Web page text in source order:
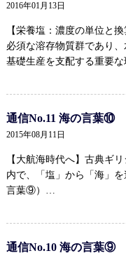
2016年01月13日
【栄養塩：濃度の単位と
必須な溶存物質群であり
基礎生産を支配する重要
通信No.11 海の言葉⑩
2015年08月11日
【大航海時代へ】古典ギ
内で、「塩」から「海」
言葉⑨）…
通信No.10 海の言葉⑨